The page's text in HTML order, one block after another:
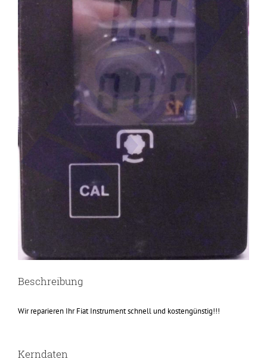
Beschreibung
Wir reparieren Ihr Fiat Instrument schnell und kostengünstig!!!
Kerndaten